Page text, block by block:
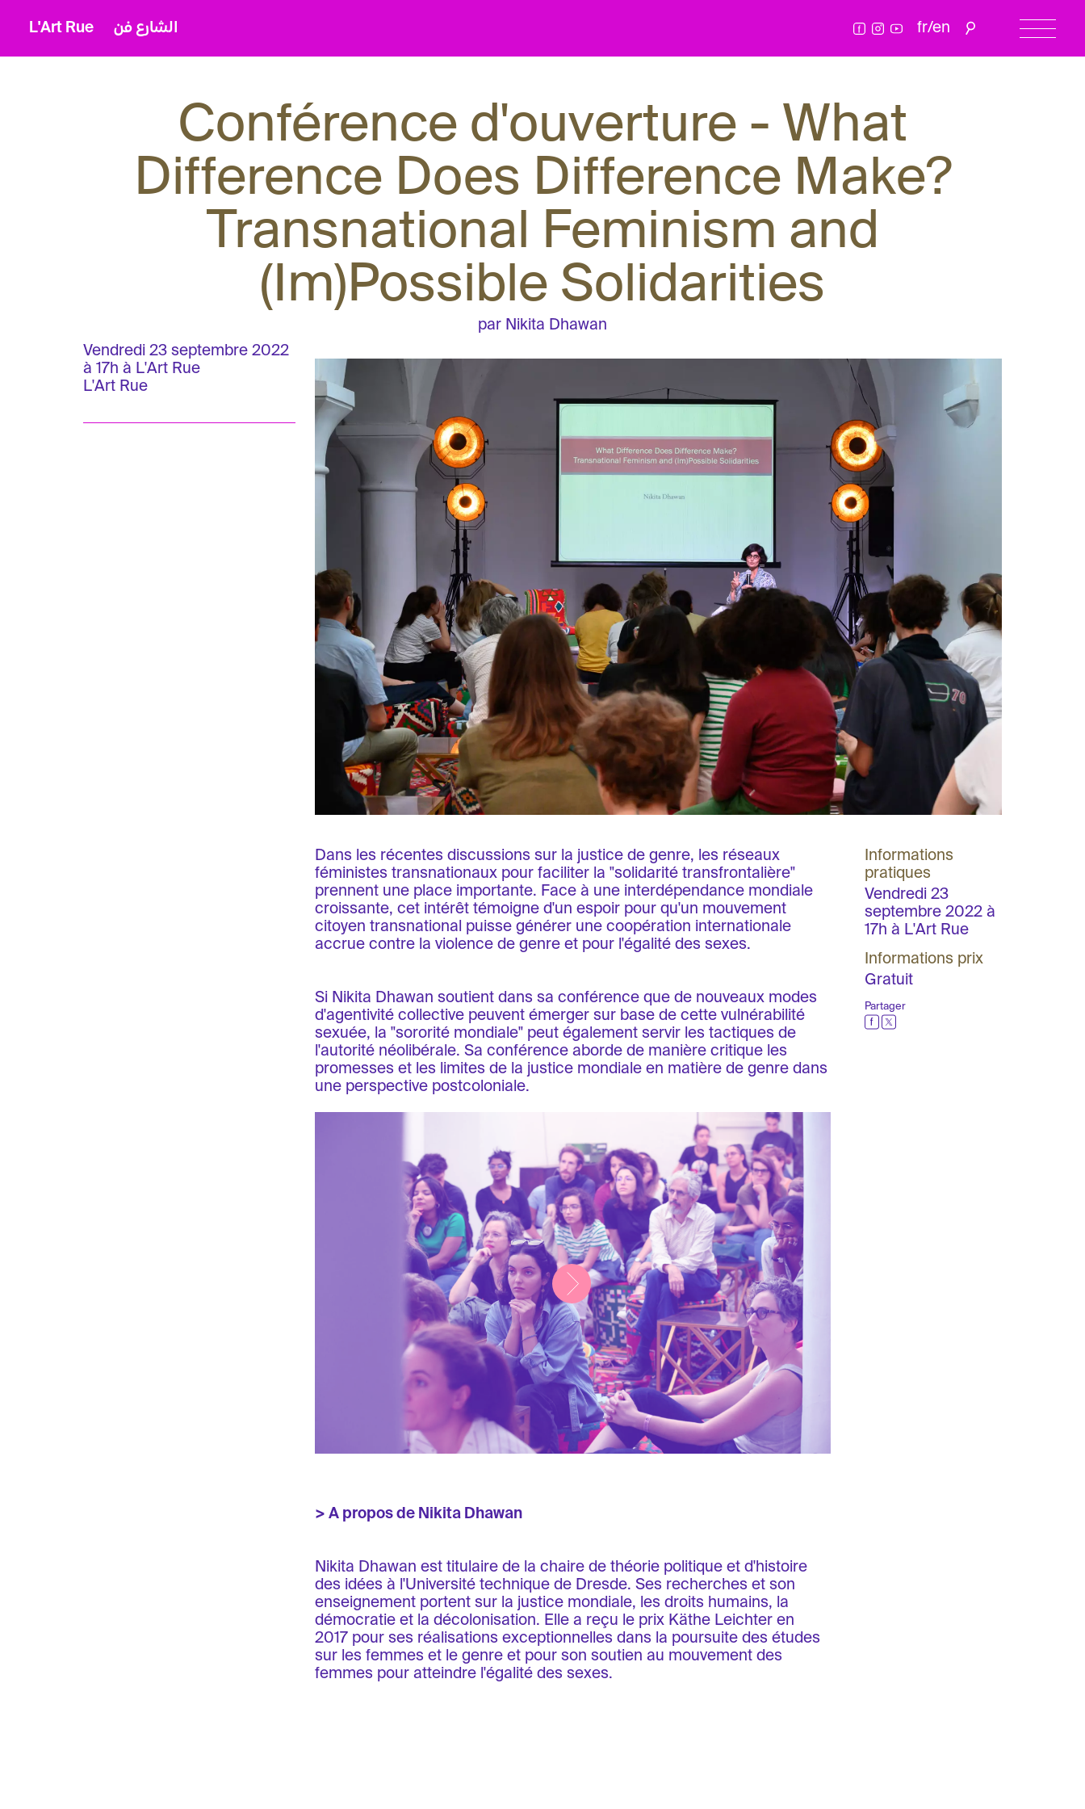
L'Art Rue الشارع فن fr/en
Conférence d'ouverture - What
Difference Does Difference Make?
Transnational Feminism and
(Im)Possible Solidarities
par Nikita Dhawan
Vendredi 23 septembre 2022
à 17h à L'Art Rue
L'Art Rue
Dans les récentes discussions sur la justice de genre, les réseaux
féministes transnationaux pour faciliter la "solidarité transfrontalière"
prennent une place importante. Face à une interdépendance mondiale
croissante, cet intérêt témoigne d'un espoir pour qu'un mouvement
citoyen transnational puisse générer une coopération internationale
accrue contre la violence de genre et pour l'égalité des sexes.
Si Nikita Dhawan soutient dans sa conférence que de nouveaux modes
d'agentivité collective peuvent émerger sur base de cette vulnérabilité
sexuée, la "sororité mondiale" peut également servir les tactiques de
l'autorité néolibérale. Sa conférence aborde de manière critique les
promesses et les limites de la justice mondiale en matière de genre dans
une perspective postcoloniale.
> A propos de Nikita Dhawan
Nikita Dhawan est titulaire de la chaire de théorie politique et d'histoire
des idées à l'Université technique de Dresde. Ses recherches et son
enseignement portent sur la justice mondiale, les droits humains, la
démocratie et la décolonisation. Elle a reçu le prix Käthe Leichter en
2017 pour ses réalisations exceptionnelles dans la poursuite des études
sur les femmes et le genre et pour son soutien au mouvement des
femmes pour atteindre l'égalité des sexes.
Informations
pratiques
Vendredi 23
septembre 2022 à
17h à L'Art Rue
Informations prix
Gratuit
Partager